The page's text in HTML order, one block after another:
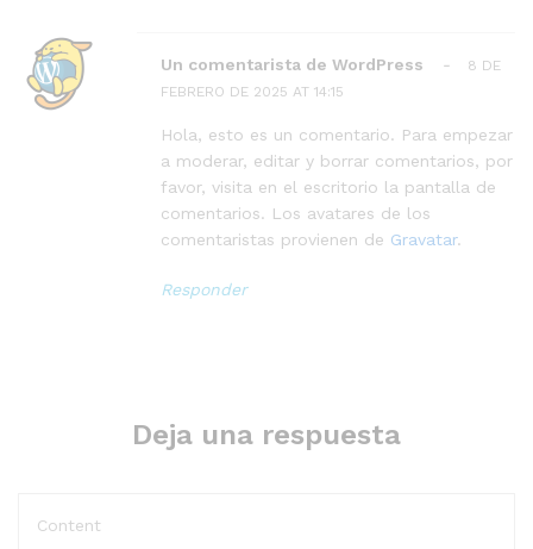
Un comentarista de WordPress -
8 DE
FEBRERO DE 2025 AT 14:15
Hola, esto es un comentario. Para empezar
a moderar, editar y borrar comentarios, por
favor, visita en el escritorio la pantalla de
comentarios. Los avatares de los
comentaristas provienen de Gravatar.
Responder
Deja una respuesta